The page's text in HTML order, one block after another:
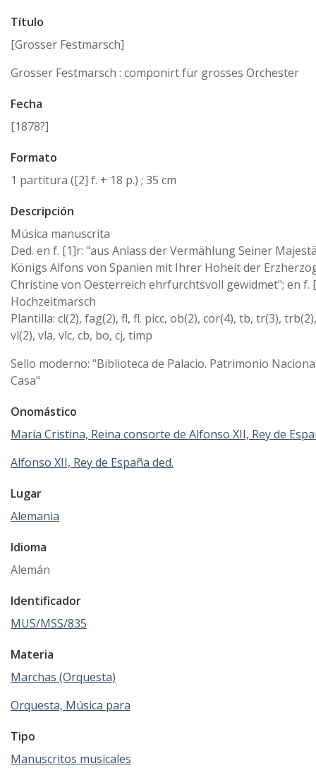
Título
[Grosser Festmarsch]
Grosser Festmarsch : componirt für grosses Orchester
Fecha
[1878?]
Formato
1 partitura ([2] f. + 18 p.) ; 35 cm
Descripción
Música manuscrita
Ded. en f. [1]r: "aus Anlass der Vermählung Seiner
Königs Alfons von Spanien mit Ihrer Hoheit der
Christine von Oesterreich ehrfurchtsvoll gewidmet"; en f.
Hochzeitmarsch
Plantilla: cl(2), fag(2), fl, fl. picc, ob(2), cor(4), tb, tr(3),
vl(2), vla, vlc, cb, bo, cj, timp
Sello moderno: "Biblioteca de Palacio. Patrimonio
Casa"
Onomástico
María Cristina, Reina consorte de Alfonso XII, Rey de
Alfonso XII, Rey de España ded.
Lugar
Alemania
Idioma
Alemán
Identificador
MUS/MSS/835
Materia
Marchas (Orquesta)
Orquesta, Música para
Tipo
Manuscritos musicales